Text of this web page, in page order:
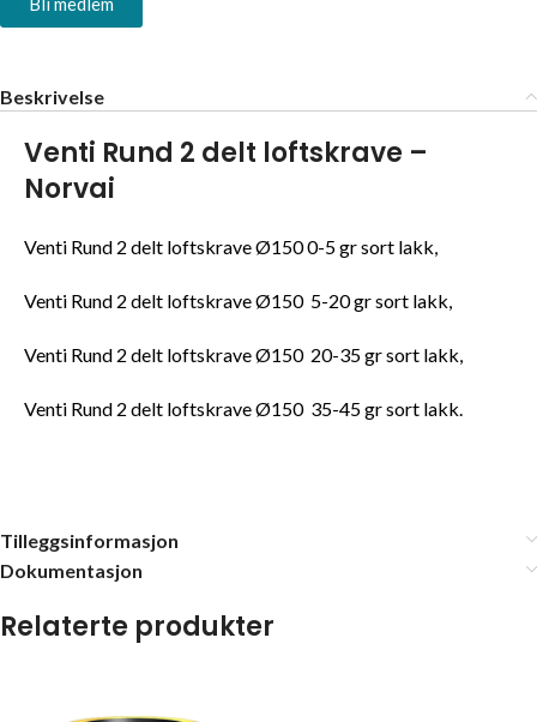
Beskrivelse
Venti Rund 2 delt loftskrave –
Norvai
Venti Rund 2 delt loftskrave Ø150 0-5 gr sort lakk,
Venti Rund 2 delt loftskrave Ø150 5-20 gr sort lakk,
Venti Rund 2 delt loftskrave Ø150 20-35 gr sort lakk,
Venti Rund 2 delt loftskrave Ø150 35-45 gr sort lakk.
Tilleggsinformasjon
Dokumentasjon
Relaterte produkter